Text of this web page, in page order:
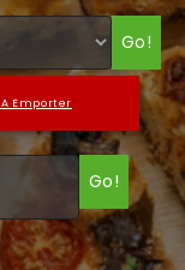
Go!
A Emporter
Go!